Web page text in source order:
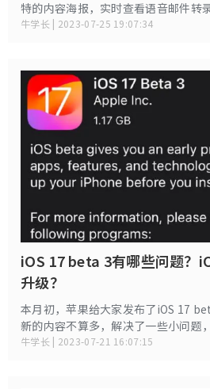
特的内容海报，实时查看语音邮件转
创建个性化的日记等。这些有吸引力
牛学长 | 2023-07-25 19:07:34
iOS 17 beta 3有哪些问题？
升级？
本月初，苹果给大家发布了iOS 17
新的内容不算多，解决了一些小问题
题。
牛学长 | 2023-07-21 16:07:15